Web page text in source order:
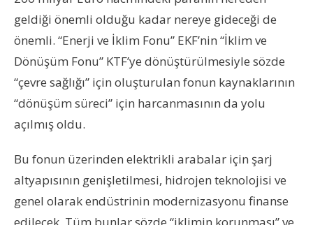
geldiği önemli olduğu kadar nereye gideceği de
önemli. “Enerji ve İklim Fonu” EKF’nin “İklim ve
Dönüşüm Fonu” KTF’ye dönüştürülmesiyle sözde
“çevre sağlığı” için oluşturulan fonun kaynaklarının
“dönüşüm süreci” için harcanmasının da yolu
açılmış oldu.
Bu fonun üzerinden elektrikli arabalar için şarj
altyapısının genişletilmesi, hidrojen teknolojisi ve
genel olarak endüstrinin modernizasyonu finanse
edilecek. Tüm bunlar sözde “iklimin korunması” ve